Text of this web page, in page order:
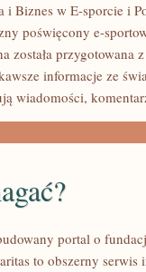
i Biznes w E-sporcie i
poświęcony e-
została przygotowana
informacje ze
wiadomości,
portal o
to obszerny